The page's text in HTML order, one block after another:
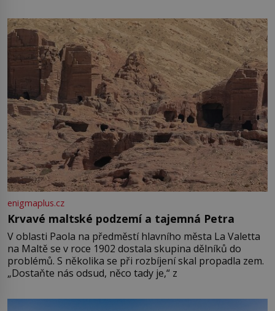
enigmaplus.cz
Krvavé maltské podzemí a tajemná Petra
V oblasti Paola na předměstí hlavního města La Valetta
na Maltě se v roce 1902 dostala skupina dělníků do
problémů. S několika se při rozbíjení skal propadla zem.
„Dostaňte nás odsud, něco tady je,“ z